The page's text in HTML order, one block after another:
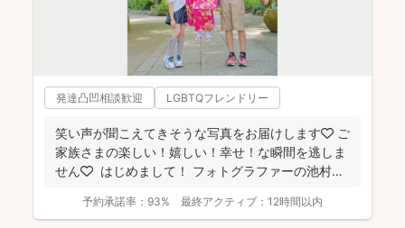
発達凸凹相談歓迎 LGBTQフレンドリー
笑い声が聞こえてきそうな写真をお届けします🧡 ご
家族さまの楽しい！嬉しい！幸せ！な瞬間を逃しま
せん🧡 ⁡ はじめまして！ フォトグラファーの池村
予約承諾率： 93% 最終アクティブ： 12時間以内